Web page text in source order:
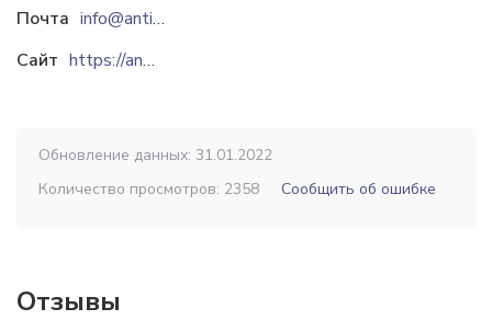
Почта
info@antigen.kz
Сайт
https://antigen.kz
Обновление данных: 31.01.2022
Количество просмотров: 2358
Сообщить об ошибке
Отзывы